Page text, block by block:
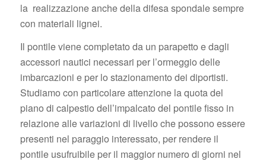
la realizzazione anche della difesa spondale sempre
con materiali lignei.
Il pontile viene completato da un parapetto e dagli
accessori nautici necessari per l’ormeggio delle
imbarcazioni e per lo stazionamento dei diportisti.
Studiamo con particolare attenzione la quota del
piano di calpestio dell’impalcato del pontile fisso in
relazione alle variazioni di livello che possono essere
presenti nel paraggio interessato, per rendere il
pontile usufruibile per il maggior numero di giorni nel